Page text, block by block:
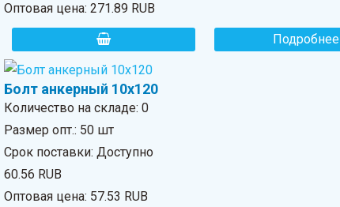
Оптовая цена: 271.89 RUB
Подробнее
Болт анкерный 10х120
Количество на складе: 0
Размер опт.: 50 шт
Срок поставки: Доступно
60.56 RUB
Оптовая цена: 57.53 RUB